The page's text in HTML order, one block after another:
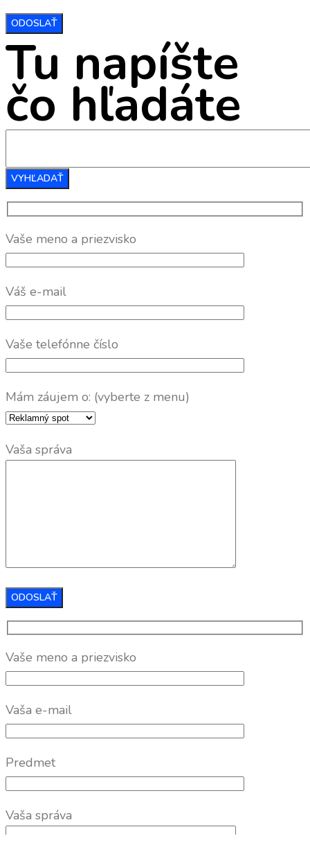
Tu napíšte
čo hľadáte
Vaše meno a priezvisko
Váš e-mail
Vaše telefónne číslo
Mám záujem o: (vyberte z menu)
Vaša správa
Vaše meno a priezvisko
Vaša e-mail
Predmet
Vaša správa